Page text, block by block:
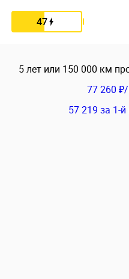
47
5 лет или 150 000 км
77 260
57 219 за 1-й